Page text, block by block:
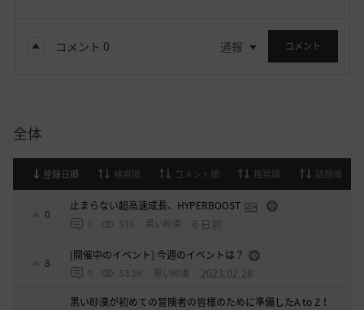
コメント 0 通報 コメント
全体
登録日順 検索順 コメント順 推奨順 話題順
0
止まらない超高速成長、HYPERBOOST
0 916 黒い砂漠 6 日前
8
[開催中のイベント] 今週のイベントは？
0 53.1K 黒い砂漠 2023.02.28
黒い砂漠が初めての冒険者の皆様のために準備したA to Z！